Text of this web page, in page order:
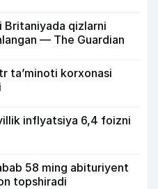
Britaniyada qizlarni
— The Guardian
ta’minoti korxonasi
inflyatsiya 6,4 foizni
58 ming abituriyent
topshiradi